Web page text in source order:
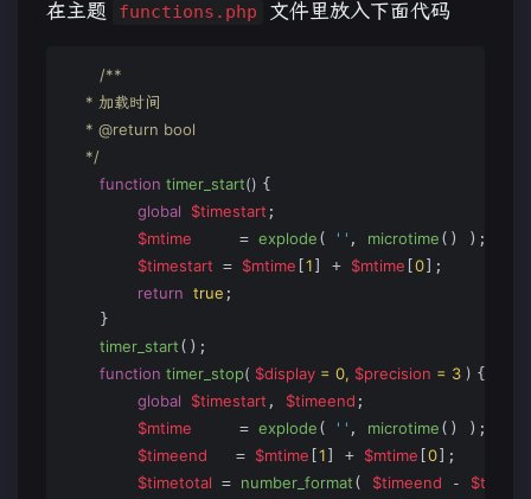
在主题
functions.php 文件里放入下面代码
/**
     * 加载时间
     *
@return bool
     */
function timer_start() {
global $timestart ;
$mtime
     =
explode ( ' ' , microtime () );
$timestart = $mtime 1 ] + $mtime 0 ];
return true ;
    }
timer_start ();
function timer_stop( $display = 0, $precision = 3 ) {
global $timestart , $timeend ;
$mtime
     =
explode ( ' ' , microtime () );
$timeend
   =
$mtime 1 ] + $mtime 0 ];
$timetotal = number_format ( $timeend -